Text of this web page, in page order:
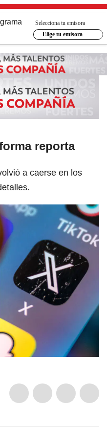
Selecciona tu emisora
Elige tu emisora
reporta
a caerse en los